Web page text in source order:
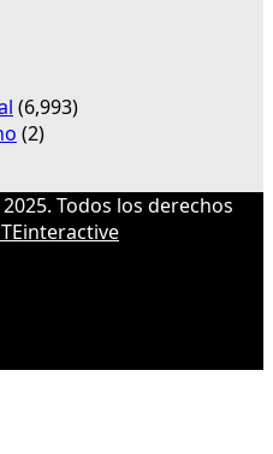
(6,993)
(2)
Todos los derechos